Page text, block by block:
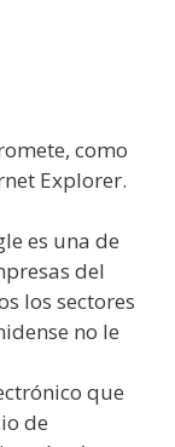
como
Explorer.
es una de
del
los sectores
no le
que
de